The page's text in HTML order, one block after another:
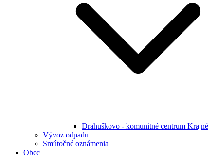
Drahuškovo - komunitné centrum Krajné
Vývoz odpadu
Smútočné oznámenia
Obec